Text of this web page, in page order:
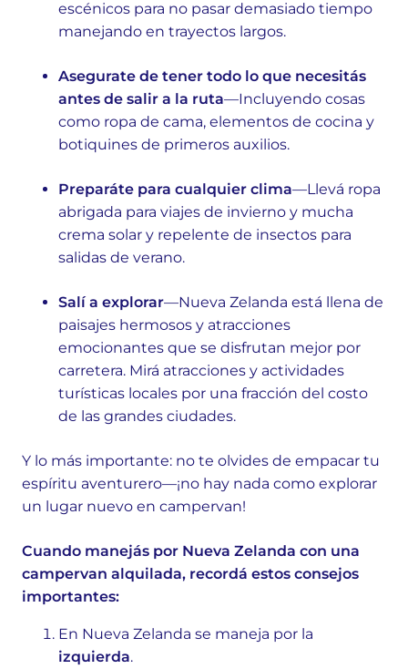
escénicos para no pasar demasiado tiempo
manejando en trayectos largos.
Asegurate de tener todo lo que necesitás
antes de salir a la ruta—Incluyendo cosas
como ropa de cama, elementos de cocina y
botiquines de primeros auxilios.
Preparáte para cualquier clima—Llevá ropa
abrigada para viajes de invierno y mucha
crema solar y repelente de insectos para
salidas de verano.
Salí a explorar—Nueva Zelanda está llena de
paisajes hermosos y atracciones
emocionantes que se disfrutan mejor por
carretera. Mirá atracciones y actividades
turísticas locales por una fracción del costo
de las grandes ciudades.
Y lo más importante: no te olvides de empacar tu
espíritu aventurero—¡no hay nada como explorar
un lugar nuevo en campervan!
Cuando manejás por Nueva Zelanda con una
campervan alquilada, recordá estos consejos
importantes:
En Nueva Zelanda se maneja por la
izquierda.